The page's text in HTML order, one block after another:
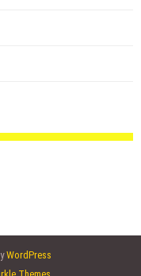
WordPress